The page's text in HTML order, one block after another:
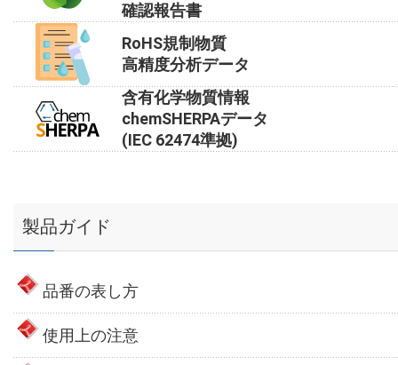
確認報告書
RoHS規制物質
高精度分析データ
含有化学物質情報
chemSHERPAデータ
(IEC 62474準拠)
製品ガイド
品番の表し方
使用上の注意